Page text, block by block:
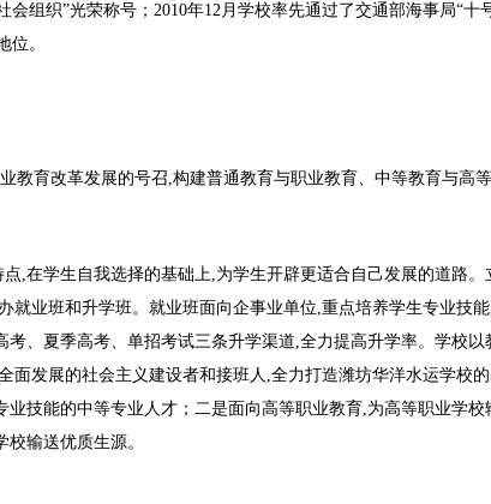
组织”光荣称号；2010年12月学校率先通过了交通部海事局“十
位。
教育改革发展的号召,构建普通教育与职业教育、中等教育与高
,在学生自我选择的基础上,为学生开辟更适合自己发展的道路。
就业班和升学班。就业班面向企事业单位,重点培养学生专业技
、夏季高考、单招考试三条升学渠道,全力提高升学率。学校以
面发展的社会主义建设者和接班人,全力打造潍坊华洋水运学校
技能的中等专业人才；二是面向高等职业教育,为高等职业学校
输送优质生源。